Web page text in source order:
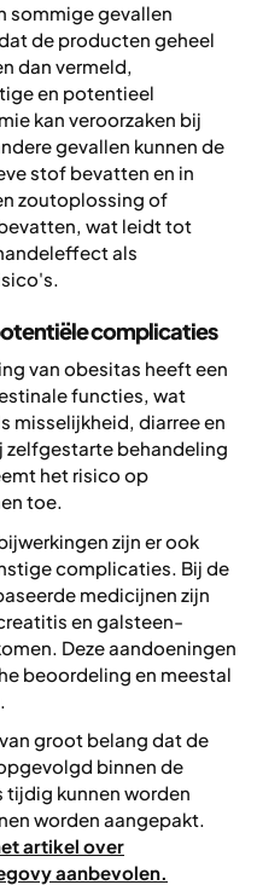
sommige gevallen
de producten geheel
dan vermeld,
en potentieel
kan veroorzaken bij
gevallen kunnen de
stof bevatten en in
zoutoplossing of
wat leidt tot
als
complicaties
van obesitas heeft een
functies, wat
misselijkheid, diarree en
zelfgestarte behandeling
het risico op
toe.
zijn er ook
complicaties. Bij de
medicijnen zijn
en galsteen-
Deze aandoeningen
beoordeling en meestal
groot belang dat de
binnen de
kunnen worden
worden aangepakt.
artikel over
aanbevolen.